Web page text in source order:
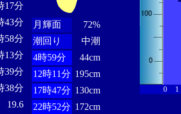
17分
43分
58分
13分
39分
38分
19.6
月輝面
72%
潮回り
中潮
4時59分
44cm
12時11分 195cm
17時47分 130cm
22時52分 172cm
0 1